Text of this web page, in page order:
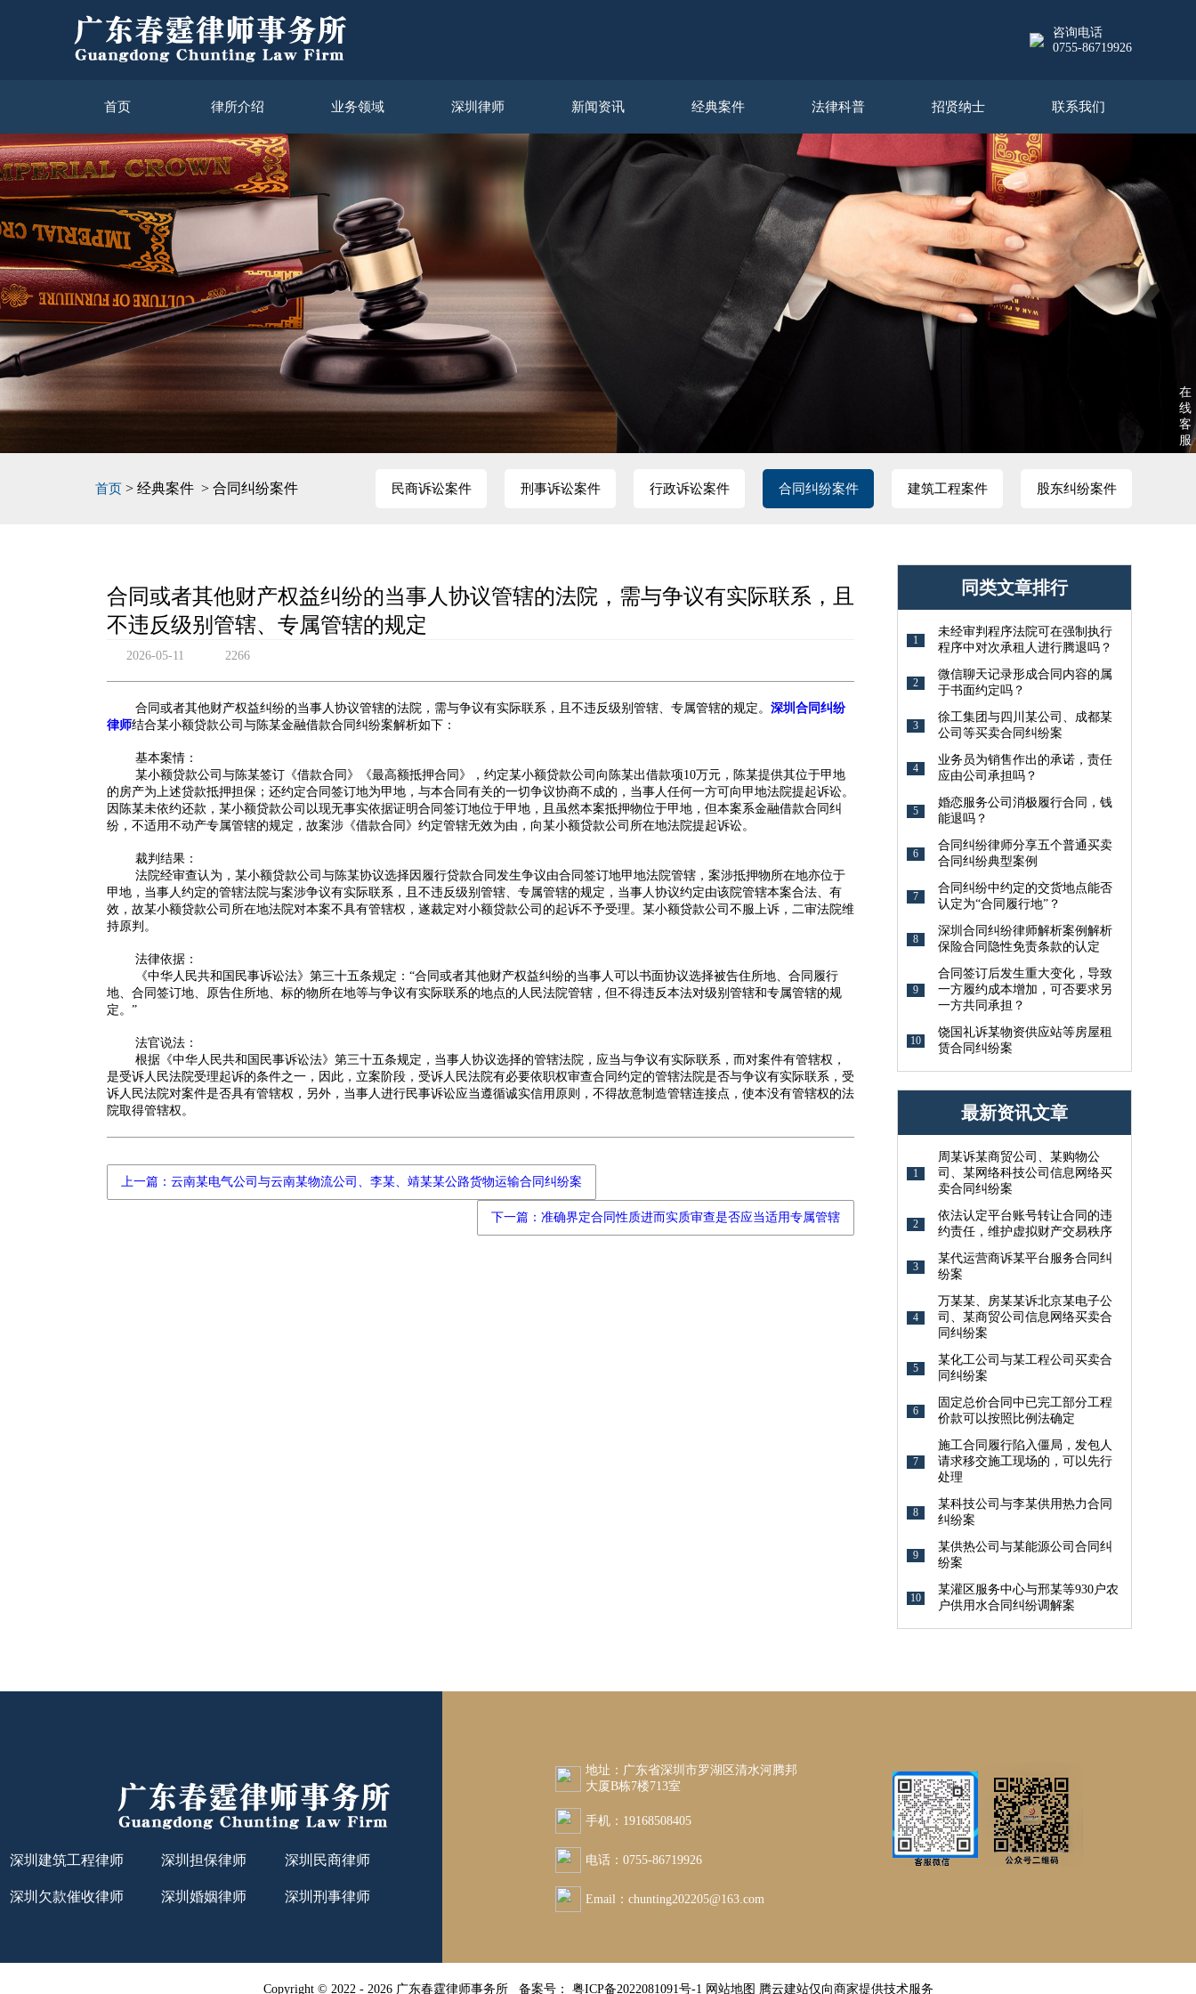
咨询电话
0755-86719926
首页 律所介绍 业务领域 深圳律师 新闻资讯 经典案件 法律科普 招贤纳士 联系我们
首页 > 经典案件 > 合同纠纷案件 民商诉讼案件 刑事诉讼案件 行政诉讼案件 合同纠纷案件 建筑工程案件 股东纠纷案件
合同或者其他财产权益纠纷的当事人协议管辖的法院，需与争议有实际联系，且
不违反级别管辖、专属管辖的规定
2026-05-11 2266
合同或者其他财产权益纠纷的当事人协议管辖的法院，需与争议有实际联系，且不违反级别管辖、专属管辖的规定。 深圳合同纠纷
律师结合某小额贷款公司与陈某金融借款合同纠纷案解析如下：
基本案情：
某小额贷款公司与陈某签订《借款合同》《最高额抵押合同》，约定某小额贷款公司向陈某出借款项10万元，陈某提供其位于甲地
的房产为上述贷款抵押担保；还约定合同签订地为甲地，与本合同有关的一切争议协商不成的，当事人任何一方可向甲地法院提起诉讼。
因陈某未依约还款，某小额贷款公司以现无事实依据证明合同签订地位于甲地，且虽然本案抵押物位于甲地，但本案系金融借款合同纠
纷，不适用不动产专属管辖的规定，故案涉《借款合同》约定管辖无效为由，向某小额贷款公司所在地法院提起诉讼。
裁判结果：
法院经审查认为，某小额贷款公司与陈某协议选择因履行贷款合同发生争议由合同签订地甲地法院管辖，案涉抵押物所在地亦位于
甲地，当事人约定的管辖法院与案涉争议有实际联系，且不违反级别管辖、专属管辖的规定，当事人协议约定由该院管辖本案合法、有
效，故某小额贷款公司所在地法院对本案不具有管辖权，遂裁定对小额贷款公司的起诉不予受理。某小额贷款公司不服上诉，二审法院维
持原判。
法律依据：
《中华人民共和国民事诉讼法》第三十五条规定：“合同或者其他财产权益纠纷的当事人可以书面协议选择被告住所地、合同履行
地、合同签订地、原告住所地、标的物所在地等与争议有实际联系的地点的人民法院管辖，但不得违反本法对级别管辖和专属管辖的规
定。”
法官说法：
根据 《中华人民共和国民事诉讼法》第三十五条规定 ，当事人协议选择的管辖法院，应当与争议有实际联系，而对案件有管辖权，
是受诉人民法院受理起诉的条件之一，因此，立案阶段，受诉人民法院有必要依职权审查合同约定的管辖法院是否与争议有实际联系，受
诉人民法院对案件是否具有管辖权，另外，当事人进行民事诉讼应当遵循诚实信用原则，不得故意制造管辖连接点，使本没有管辖权的法
院取得管辖权。
上一篇：云南某电气公司与云南某物流公司、李某、靖某某公路货物运输合同纠纷案
下一篇：准确界定合同性质进而实质审查是否应当适用专属管辖
同类文章排行
1
未经审判程序法院可在强制执行
程序中对次承租人进行腾退吗？
2
微信聊天记录形成合同内容的属
于书面约定吗？
3
徐工集团与四川某公司、成都某
公司等买卖合同纠纷案
4
业务员为销售作出的承诺，责任
应由公司承担吗？
5
婚恋服务公司消极履行合同，钱
能退吗？
6
合同纠纷律师分享五个普通买卖
合同纠纷典型案例
7
合同纠纷中约定的交货地点能否
认定为“合同履行地”？
8
深圳合同纠纷律师解析案例解析
保险合同隐性免责条款的认定
9
合同签订后发生重大变化，导致
一方履约成本增加，可否要求另
一方共同承担？
10
饶国礼诉某物资供应站等房屋租
赁合同纠纷案
最新资讯文章
1
周某诉某商贸公司、某购物公
司、某网络科技公司信息网络买
卖合同纠纷案
2
依法认定平台账号转让合同的违
约责任，维护虚拟财产交易秩序
3
某代运营商诉某平台服务合同纠
纷案
4
万某某、房某某诉北京某电子公
司、某商贸公司信息网络买卖合
同纠纷案
5
某化工公司与某工程公司买卖合
同纠纷案
6
固定总价合同中已完工部分工程
价款可以按照比例法确定
7
施工合同履行陷入僵局，发包人
请求移交施工现场的，可以先行
处理
8
某科技公司与李某供用热力合同
纠纷案
9
某供热公司与某能源公司合同纠
纷案
10
某灌区服务中心与邢某等930户农
户供用水合同纠纷调解案
在
线
客
服
深圳建筑工程律师 深圳担保律师 深圳民商律师
深圳欠款催收律师 深圳婚姻律师 深圳刑事律师
地址：广东省深圳市罗湖区清水河腾邦
大厦B栋7楼713室
手机：19168508405
电话：0755-86719926
Email：chunting202205@163.com
Copyright © 2022 - 2026 广东春霆律师事务所 备案号： 粤ICP备2022081091号-1 网站地图 腾云建站仅向商家提供技术服务